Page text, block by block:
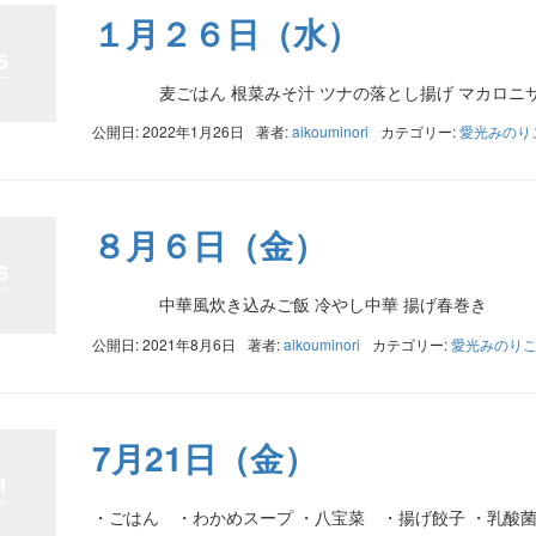
１月２６日（水）
麦ごはん 根菜みそ汁 ツナの落とし揚げ マカロニ
公開日: 2022年1月26日 著者:aikouminori カテゴリー:愛光みのり
８月６日（金）
中華風炊き込みご飯 冷やし中華 揚げ春巻き
公開日: 2021年8月6日 著者:aikouminori カテゴリー:愛光みのり
7月21日（金）
・ごはん ・わかめスープ ・八宝菜 ・揚げ餃子 ・乳酸